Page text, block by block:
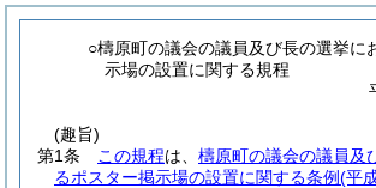
○檮原町の議会の議員及び長の選挙に
示場の設置に関する規程
(趣旨)
第1条
この規程は、 檮原町の議会の議員及
るポスター掲示場の設置に関する条例(平